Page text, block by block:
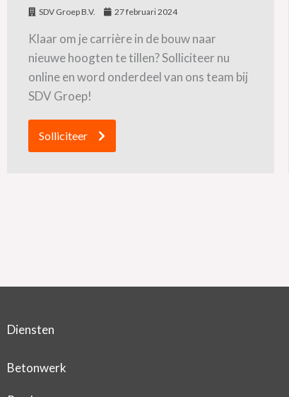
SDV Groep B.V. 27 februari 2024
Klaar om je carrière in de bouw naar
nieuwe hoogten te tillen? Solliciteer nu
online en word onderdeel van ons team bij
SDV Groep!
Solliciteer
Diensten
Betonwerk